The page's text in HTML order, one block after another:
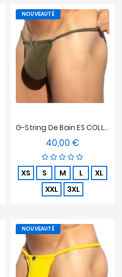
G-String De Bain ES COLLECTION Terrycloth - Kaki
40,00 €
XS S M L
XL
XXL
3XL
NOUVEAUTÉ
NOUVEAUTÉ